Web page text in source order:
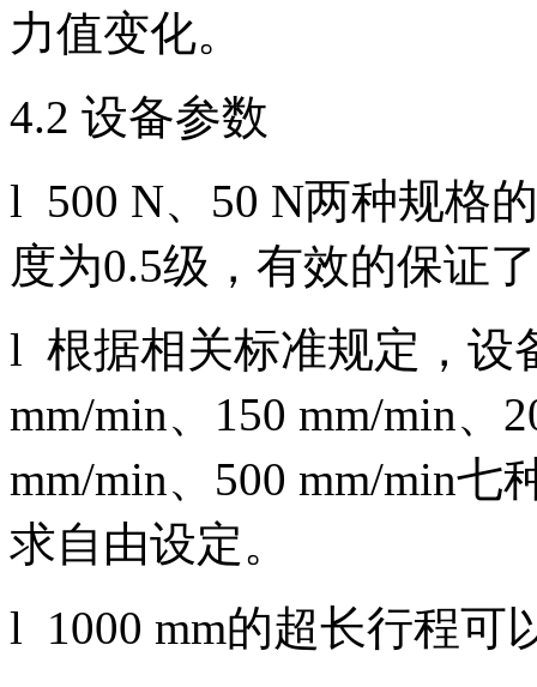
力值变化。
4.2 设备参数
l 500 N、50 N两种规格
度为0.5级，有效的保证
l 根据相关标准规定，设
mm/min、150 mm/min、
mm/min、500 mm/min
求自由设定。
l 1000 mm的超长行程可